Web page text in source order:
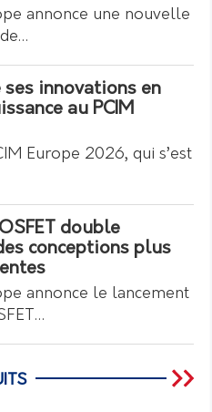
annonce une nouvelle
ses innovations en
au PCIM
Europe 2026, qui s’est
double
conceptions plus
annonce le lancement